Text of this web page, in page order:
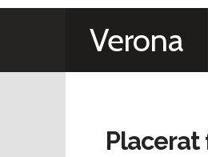
Verona
Placerat